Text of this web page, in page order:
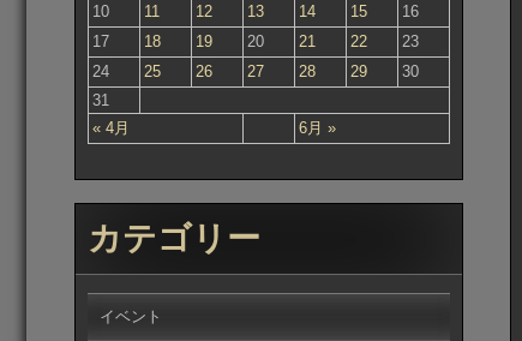
« 4月 6月 »
10
11 12 13 14 15
16
17
18 19 20 21 22
23
24
25 26 27 28 29
30
31
カテゴリー
イベント